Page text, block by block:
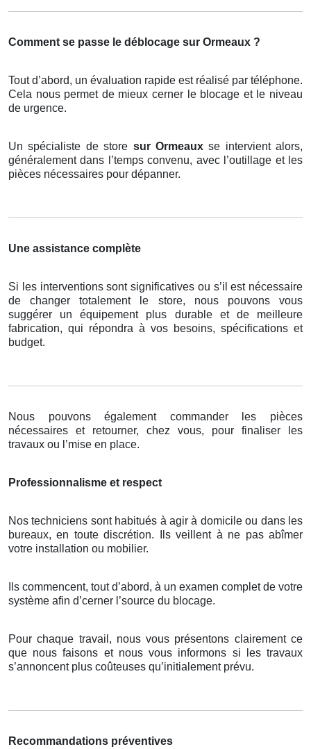
Comment se passe le déblocage sur Ormeaux ?
Tout d’abord, un évaluation rapide est réalisé par téléphone.
Cela nous permet de mieux cerner le blocage et le niveau
de urgence.
Un spécialiste de store sur Ormeauxse intervient alors,
généralement dans l’temps convenu, avec l’outillage et les
pièces nécessaires pour dépanner.
Une assistance complète
Si les interventions sont significatives ou s’il est nécessaire
de changer totalement le store, nous pouvons vous
suggérer un équipement plus durable et de meilleure
fabrication, qui répondra à vos besoins, spécifications et
budget.
Nous pouvons également commander les pièces
nécessaires et retourner, chez vous, pour finaliser les
travaux ou l’mise en place.
Professionnalisme et respect
Nos techniciens sont habitués à agir à domicile ou dans les
bureaux, en toute discrétion. Ils veillent à ne pas abîmer
votre installation ou mobilier.
Ils commencent, tout d’abord, à un examen complet de votre
système afin d’cerner l’source du blocage.
Pour chaque travail, nous vous présentons clairement ce
que nous faisons et nous vous informons si les travaux
s’annoncent plus coûteuses qu’initialement prévu.
Recommandations préventives